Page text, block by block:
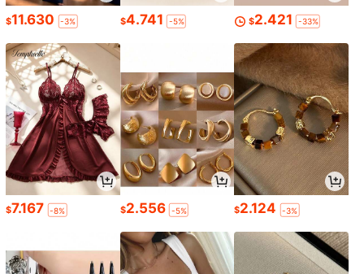
$11.630 -3% $4.741 -5% $2.421 -33%
$7.167 -8% $2.556 -5% $2.124 -3%